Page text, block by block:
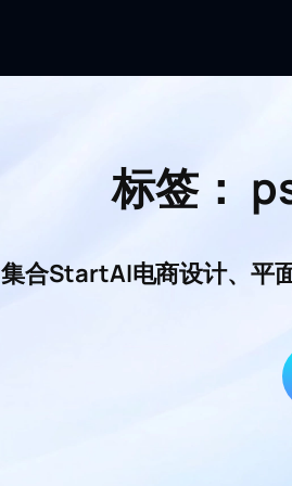
标签：
集合StartAI电商设计、平